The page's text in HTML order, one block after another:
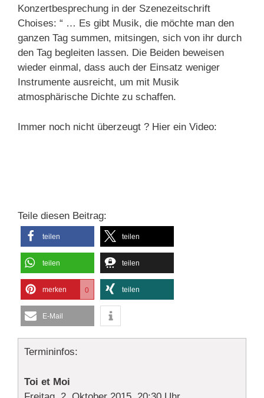
Konzertbesprechung in der Szenezeitschrift
Choises: “ … Es gibt Musik, die möchte man den
ganzen Tag summen, mitsingen, sich von ihr durch
den Tag begleiten lassen. Die Beiden beweisen
wieder einmal, dass auch der Einsatz weniger
Instrumente ausreicht, um mit Musik
atmosphärische Dichte zu schaffen.
Immer noch nicht überzeugt ? Hier ein Video:
Teile diesen Beitrag:
teilen teilen
teilen teilen
merken 0 teilen
E-Mail
Termininfos:
Toi et Moi